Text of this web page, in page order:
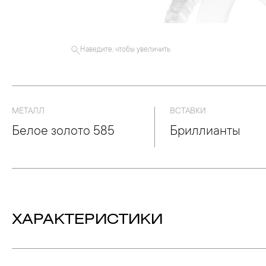
Наведите, чтобы увеличить
МЕТАЛЛ
Белое золото 585
ВСТАВКИ
Бриллианты
ХАРАКТЕРИСТИКИ